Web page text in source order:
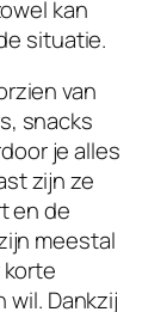
kan
situatie.
van
snacks
je alles
zijn ze
en de
meestal
Dankzij